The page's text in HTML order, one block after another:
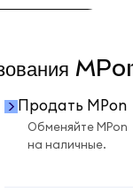
Продать MPon
Обменяйте MPon
на наличные.